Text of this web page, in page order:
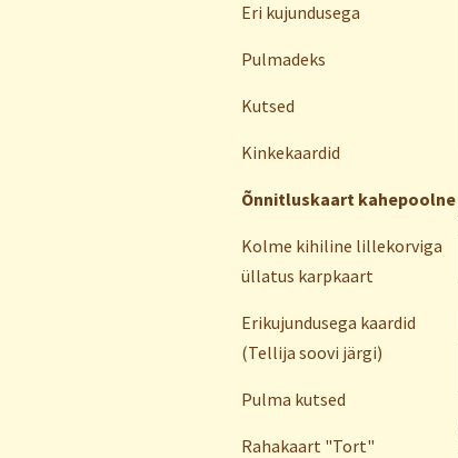
Eri kujundusega
Pulmadeks
Kutsed
Kinkekaardid
Õnnitluskaart kahepoolne
Kolme kihiline lillekorviga
üllatus karpkaart
Erikujundusega kaardid
(Tellija soovi järgi)
Pulma kutsed
Rahakaart "Tort"